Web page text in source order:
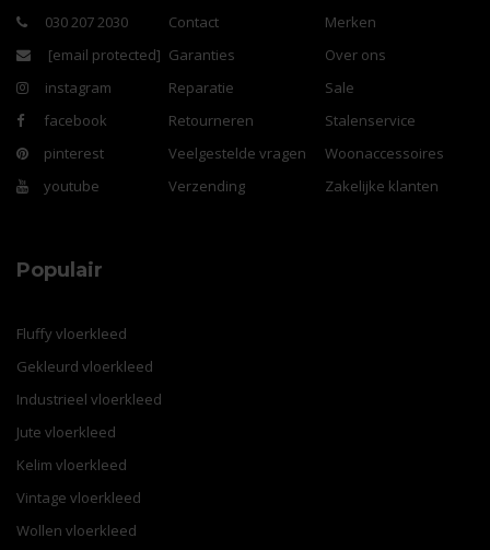
030 207 2030
[email protected]
instagram
facebook
pinterest
youtube
Contact
Garanties
Reparatie
Retourneren
Veelgestelde vragen
Verzending
Merken
Over ons
Sale
Stalenservice
Woonaccessoires
Zakelijke klanten
Populair
Fluffy vloerkleed
Gekleurd vloerkleed
Industrieel vloerkleed
Jute vloerkleed
Kelim vloerkleed
Vintage vloerkleed
Wollen vloerkleed